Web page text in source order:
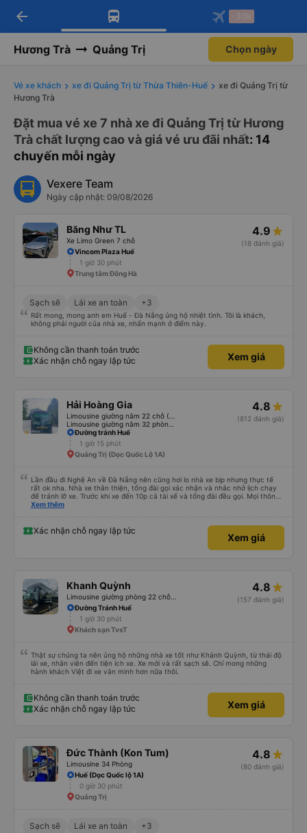
Tải app Vexere ngay!
Nhận ưu đãi thành viên độc
Mở app
Tải app Vexere
-30k/ghế khi đặt vé máy bay qua
Mở app
arrow_back -30k
Hương Trà Quảng Trị Chọn ngày
Vé xe khách xe đi Quảng Trị từ Thừa Thiên-Huế
xe đi Quảng Trị từ
Hương Trà
Đặt mua vé xe 7 nhà xe đi Quảng Trị từ Hương
Trà chất lượng cao và giá vé ưu đãi nhất: 14
chuyến mỗi ngày
Vexere Team
Ngày cập nhật: 09/08/2026
Băng Như TL
Xe Limo Green 7 chỗ
4.9
(18 đánh giá)
Vincom Plaza Huế
1 giờ 30 phút
Trung tâm Đông Hà
Sạch sẽ Lái xe an toàn +3
Rất mong, mong anh em Huế - Đà Nẵng ủng hộ nhiệt tình. Tôi là khách,
không phải người của nhà xe, nhấn mạnh ở điểm này.
Không cần thanh toán trước
Xác nhận chỗ ngay lập tức
Xem giá
Hải Hoàng Gia 4.8
(812 đánh giá)
Đường tránh Huế
1 giờ 15 phút
Quảng Trị (Dọc Quốc Lộ 1A)
Lần đầu đi Nghệ An về Đà Nẵng nên cũng hơi lo nhà xe bịp nhưng thực tế
rất ok nha. Nhà xe thân thiện, tổng đài gọi xác nhận và nhắc nhở lịch chạy
để tránh lỡ xe. Trước khi xe đến 10p cả tài xế và tổng đài đều gọi. Mọi thông
tin về biển số xe và số điện thoại tài xế đều trùng khớp trong email nhận
thời gian dự kiến. 10 điểm, lần sau có nhu cầu sẽ chọn nhà xe này để đi Vinh
<-> Đà Nẵng
Xem thêm
Xác nhận chỗ ngay lập tức
Xem giá
Khanh Quỳnh 4.8
(157 đánh giá)
Đường Tránh Huế
1 giờ 30 phút
Khách sạn TvsT
Thật sự chúng ta nên ủng hộ những nhà xe tốt như Khánh Quỳnh, từ thái độ
lái xe, nhân viên đến tiện ích xe. Xe mới và rất sạch sẽ. Chỉ mong những
hành khách Việt đi xe văn minh hơn nữa thôi.
Không cần thanh toán trước
Xác nhận chỗ ngay lập tức
Xem giá
Đức Thành (Kon Tum)
Limousine 34 Phòng
4.8
(80 đánh giá)
Huế (Dọc Quốc lộ 1A)
0 giờ 30 phút
Quảng Trị
Sạch sẽ Lái xe an toàn +3